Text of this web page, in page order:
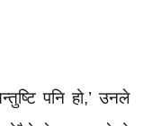
पनि हो,’ उनले